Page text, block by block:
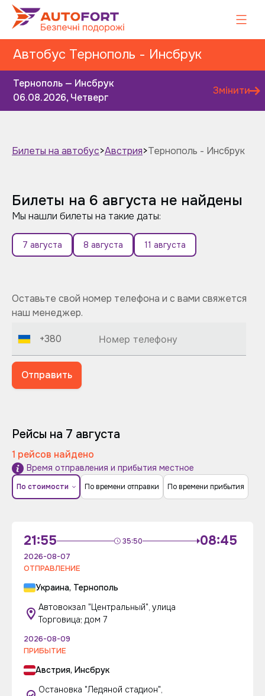
Автобус Тернополь - Инсбрук
Тернополь — Инсбрук
06.08.2026, Четверг
Змінити
Билеты на автобус>Австрия>Тернополь - Инсбрук
Билеты на 6 августа не найдены
Мы нашли билеты на такие даты:
7 августа 8 августа 11 августа
Оставьте свой номер телефона и с вами свяжется
наш менеджер.
+380
Отправить
Рейсы на 7 августа
1 рейсов найдено
Время отправления и прибытия местное
По стоимости По времени отправки По времени прибытия
21:55 35:50 08:45
2026-08-07
ОТПРАВЛЕНИЕ
Украина, Тернополь
Автовокзал "Центральный", улица
Торговица; дом 7
2026-08-09
ПРИБЫТИЕ
Австрия, Инсбрук
Остановка "Ледяной стадион",